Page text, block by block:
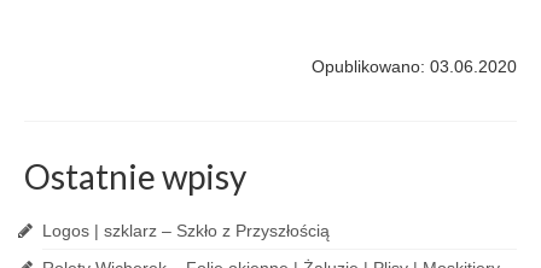
Opublikowano: 03.06.2020
Ostatnie wpisy
Logos | szklarz – Szkło z Przyszłością